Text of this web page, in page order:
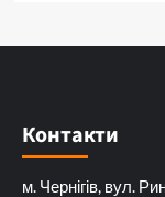
Контакти
м. Чернігів, вул.